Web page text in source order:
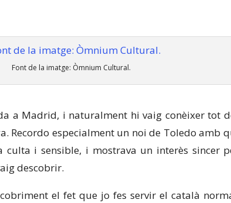
Font de la imatge: Òmnium Cultural.
a Madrid, i naturalment hi vaig conèixer tot
Recordo especialment un noi de Toledo amb
culta i sensible, i mostrava un interès sincer
descobrir.
el fet que jo fes servir el català